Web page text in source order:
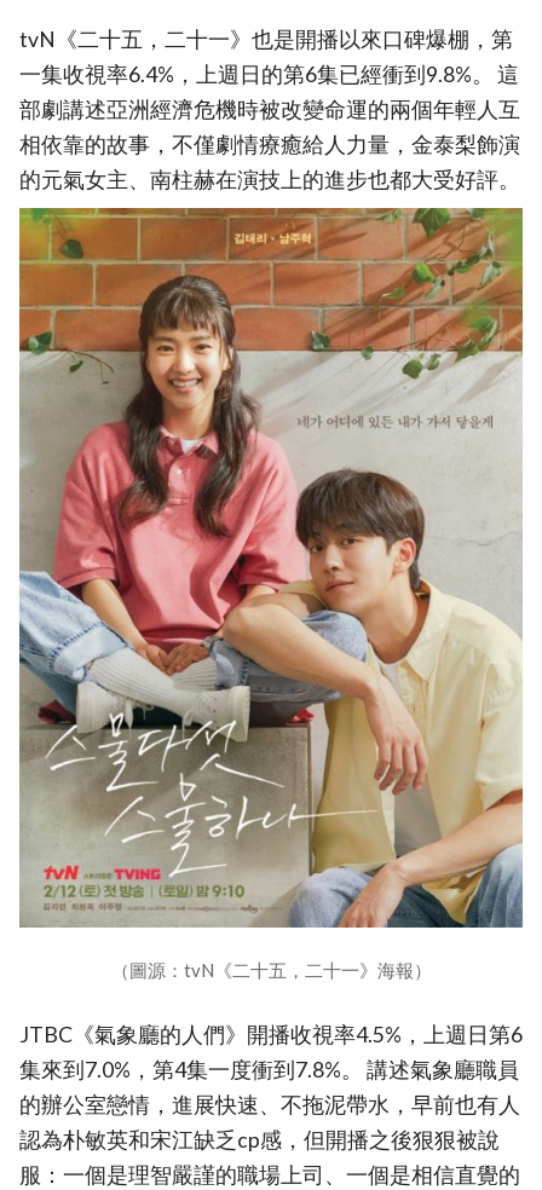
tvN《二十五，二十一》也是開播以來口碑爆棚，第
一集收視率6.4%，上週日的第6集已經衝到9.8%。 這
部劇講述亞洲經濟危機時被改變命運的兩個年輕人互
相依靠的故事，不僅劇情療癒給人力量，金泰梨飾演
的元氣女主、南柱赫在演技上的進步也都大受好評。
（圖源：tvN《二十五，二十一》海報）
JTBC《氣象廳的人們》開播收視率4.5%，上週日第6
集來到7.0%，第4集一度衝到7.8%。 講述氣象廳職員
的辦公室戀情，進展快速、不拖泥帶水，早前也有人
認為朴敏英和宋江缺乏cp感，但開播之後狠狠被說
服：一個是理智嚴謹的職場上司、一個是相信直覺的